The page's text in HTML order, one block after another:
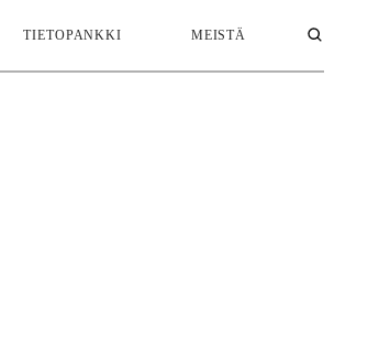
TIETOPANKKI MEISTÄ